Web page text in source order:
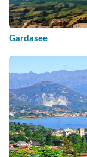
Gardasee